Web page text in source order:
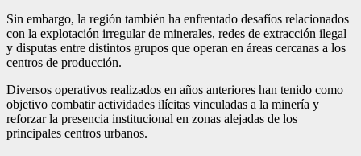
Sin embargo, la región también ha enfrentado desafíos relacionados
con la explotación irregular de minerales, redes de extracción ilegal
y disputas entre distintos grupos que operan en áreas cercanas a los
centros de producción.
Diversos operativos realizados en años anteriores han tenido como
objetivo combatir actividades ilícitas vinculadas a la minería y
reforzar la presencia institucional en zonas alejadas de los
principales centros urbanos.